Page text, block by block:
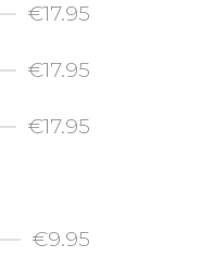
€17.95
€17.95
€17.95
€9.95